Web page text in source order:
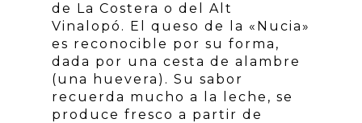
de La Costera o del Alt
Vinalopó. El queso de la «Nucia»
es reconocible por su forma,
dada por una cesta de alambre
(una huevera). Su sabor
recuerda mucho a la leche, se
produce fresco a partir de